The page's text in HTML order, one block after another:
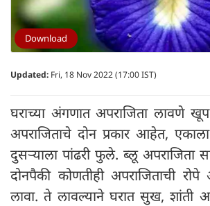
Download
Updated: Fri, 18 Nov 2022 (17:00 IST)
घराच्या अंगणात अपराजिता लावणे
अपराजिताचे दोन प्रकार आहेत,
दुसर्‍याला पांढरी फुले. ब्लू
दोनपैकी कोणतीही अपराजिताची
लावा. ते लावल्याने घरात सुख, शांती